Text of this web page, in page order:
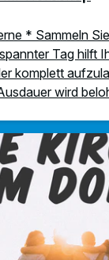
* Sammeln
Tag hilft
komplett
wird